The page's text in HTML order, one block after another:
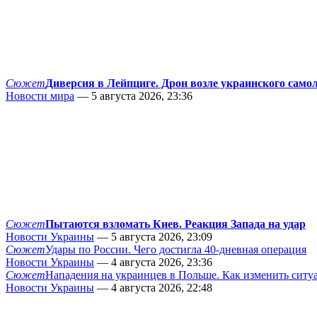
СюжетДиверсия в Лейпциге. Дрон возле украинского
Новости мира — 5 августа 2026, 23:36
СюжетПытаются взломать Киев. Реакция Запада на удар
Новости Украины — 5 августа 2026, 23:09
СюжетУдары по России. Чего достигла 40-дневная операция
Новости Украины — 4 августа 2026, 23:36
СюжетНападения на украинцев в Польше. Как изменить
Новости Украины — 4 августа 2026, 22:48